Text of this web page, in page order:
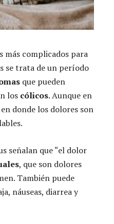
más complicados para
se trata de un período
que pueden
los cólicos. Aunque en
donde los dolores son
señalan que “el dolor
, que son dolores
También puede
náuseas, diarrea y